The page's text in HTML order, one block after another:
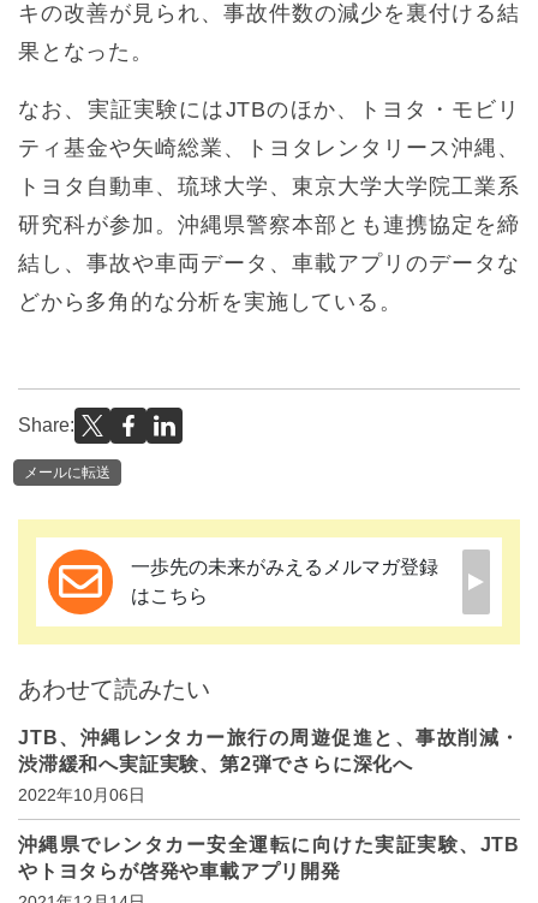
キの改善が見られ、事故件数の減少を裏付ける結
果となった。
なお、実証実験にはJTBのほか、トヨタ・モビリ
ティ基金や矢崎総業、トヨタレンタリース沖縄、
トヨタ自動車、琉球大学、東京大学大学院工業系
研究科が参加。沖縄県警察本部とも連携協定を締
結し、事故や車両データ、車載アプリのデータな
どから多角的な分析を実施している。
Share:
メールに転送
一歩先の未来がみえるメルマガ登録
はこちら
あわせて読みたい
JTB、沖縄レンタカー旅行の周遊促進と、事故削減・
渋滞緩和へ実証実験、第2弾でさらに深化へ
2022年10月06日
沖縄県でレンタカー安全運転に向けた実証実験、JTB
やトヨタらが啓発や車載アプリ開発